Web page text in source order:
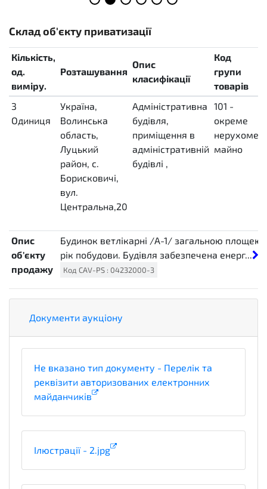
Склад об'єкту приватизації
Кількість,
од.
виміру.
Розташування
Опис
класифікації
Код
групи
товарів
3
Одиниця
Україна,
Волинська
область,
Луцький
район, с.
Борисковичі,
вул.
Центральна,20
Адміністративна
будівля,
приміщення в
адміністративній
будівлі ,
101 -
окреме
нерухоме
майно
Опис
об'єкту
продажу
Будинок ветлікарні /А-1/ загальною площею
рік побудови. Будівля забезпечена енерг...
Код CAV-PS : 04232000-3
Документи аукціону
Не вказано тип документу - Перелік та
реквізити авторизованих електронних
майданчиків
Ілюстрації - 2.jpg